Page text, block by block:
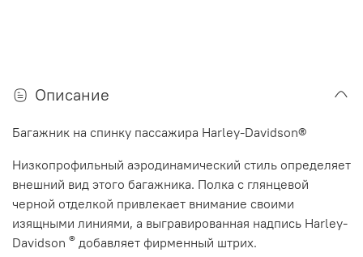
Описание
Багажник на спинку пассажира Harley-Davidson®
Низкопрофильный аэродинамический стиль определяет
внешний вид этого багажника. Полка с глянцевой
черной отделкой привлекает внимание своими
изящными линиями, а выгравированная надпись Harley-
Davidson ® добавляет фирменный штрих.